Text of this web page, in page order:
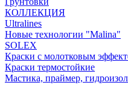
КОЛЛЕКЦИЯ
Ultralines
Новые технологии "Malina"
SOLEX
Краски с молотковым
Краски термостойкие
Мастика, праймер,